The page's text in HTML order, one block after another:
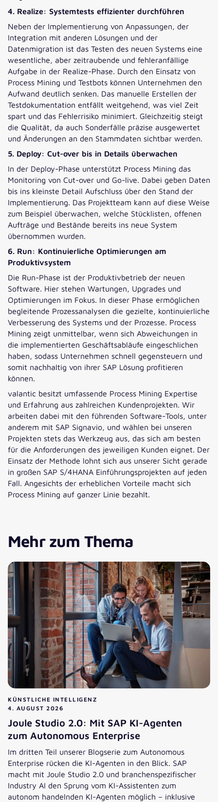
4. Realize: Systemtests effizienter durchführen
Neben der Implementierung von Anpassungen, der
Integration mit anderen Lösungen und der
Datenmigration ist das Testen des neuen Systems eine
wesentliche, aber zeitraubende und fehleranfällige
Aufgabe in der Realize-Phase. Durch den Einsatz von
Process Mining und Testbots können Unternehmen den
Aufwand deutlich senken. Das manuelle Erstellen der
Testdokumentation entfällt weitgehend, was viel Zeit
spart und das Fehlerrisiko minimiert. Gleichzeitig steigt
die Qualität, da auch Sonderfälle präzise ausgewertet
und Änderungen an den Stammdaten sichtbar werden.
5. Deploy: Cut-over bis in Details überwachen
In der Deploy-Phase unterstützt Process Mining das
Monitoring von Cut-over und Go-live. Dabei geben Daten
bis ins kleinste Detail Aufschluss über den Stand der
Implementierung. Das Projektteam kann auf diese Weise
zum Beispiel überwachen, welche Stücklisten, offenen
Aufträge und Bestände bereits ins neue System
übernommen wurden.
6. Run: Kontinuierliche Optimierungen am
Produktivsystem
Die Run-Phase ist der Produktivbetrieb der neuen
Software. Hier stehen Wartungen, Upgrades und
Optimierungen im Fokus. In dieser Phase ermöglichen
begleitende Prozessanalysen die gezielte, kontinuierliche
Verbesserung des Systems und der Prozesse. Process
Mining zeigt unmittelbar, wenn sich Abweichungen in
die implementierten Geschäftsabläufe eingeschlichen
haben, sodass Unternehmen schnell gegensteuern und
somit nachhaltig von ihrer SAP Lösung profitieren
können.
valantic besitzt umfassende Process Mining Expertise
und Erfahrung aus zahlreichen Kundenprojekten. Wir
arbeiten dabei mit den führenden Software-Tools, unter
anderem mit SAP Signavio, und wählen bei unseren
Projekten stets das Werkzeug aus, das sich am besten
für die Anforderungen des jeweiligen Kunden eignet. Der
Einsatz der Methode lohnt sich aus unserer Sicht gerade
in großen SAP S/4HANA Einführungsprojekten auf jeden
Fall. Angesichts der erheblichen Vorteile macht sich
Process Mining auf ganzer Linie bezahlt.
Mehr zum Thema
KÜNSTLICHE INTELLIGENZ
4. AUGUST 2026
Joule Studio 2.0: Mit SAP KI-Agenten
zum Autonomous Enterprise
Im dritten Teil unserer Blogserie zum Autonomous
Enterprise rücken die KI-Agenten in den Blick. SAP
macht mit Joule Studio 2.0 und branchenspezifischer
Industry AI den Sprung vom KI-Assistenten zum
autonom handelnden KI-Agenten möglich – inklusive